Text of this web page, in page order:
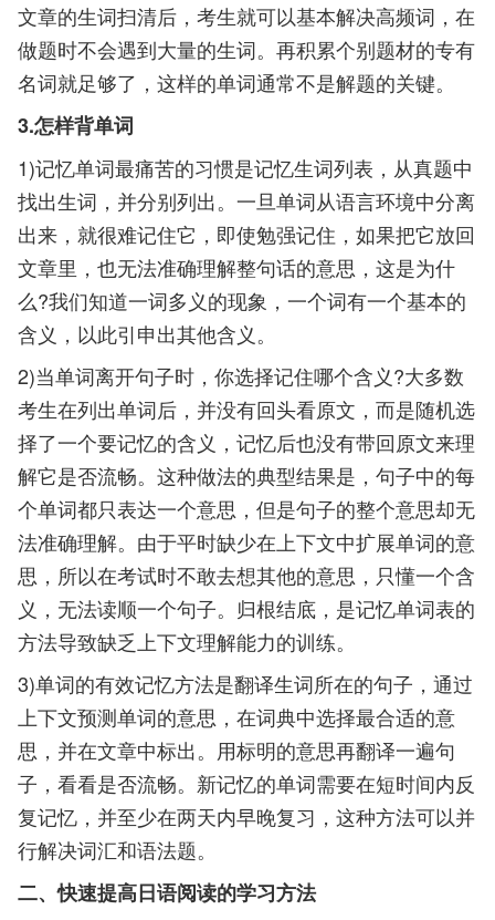
文章的生词扫清后，考生就可以基本解决高频词，在
做题时不会遇到大量的生词。再积累个别题材的专有
名词就足够了，这样的单词通常不是解题的关键。
3.怎样背单词
1)记忆单词最痛苦的习惯是记忆生词列表，从真题中
找出生词，并分别列出。一旦单词从语言环境中分离
出来，就很难记住它，即使勉强记住，如果把它放回
文章里，也无法准确理解整句话的意思，这是为什
么?我们知道一词多义的现象，一个词有一个基本的
含义，以此引申出其他含义。
2)当单词离开句子时，你选择记住哪个含义?大多数
考生在列出单词后，并没有回头看原文，而是随机选
择了一个要记忆的含义，记忆后也没有带回原文来理
解它是否流畅。这种做法的典型结果是，句子中的每
个单词都只表达一个意思，但是句子的整个意思却无
法准确理解。由于平时缺少在上下文中扩展单词的意
思，所以在考试时不敢去想其他的意思，只懂一个含
义，无法读顺一个句子。归根结底，是记忆单词表的
方法导致缺乏上下文理解能力的训练。
3)单词的有效记忆方法是翻译生词所在的句子，通过
上下文预测单词的意思，在词典中选择最合适的意
思，并在文章中标出。用标明的意思再翻译一遍句
子，看看是否流畅。新记忆的单词需要在短时间内反
复记忆，并至少在两天内早晚复习，这种方法可以并
行解决词汇和语法题。
二、快速提高日语阅读的学习方法